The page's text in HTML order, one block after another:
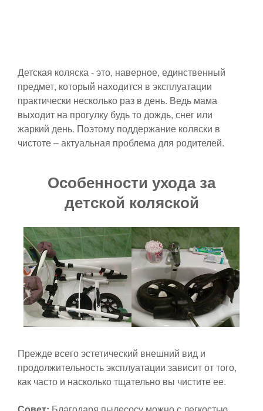
Детская коляска - это, наверное, единственный
предмет, который находится в эксплуатации
практически несколько раз в день. Ведь мама
выходит на прогулку будь то дождь, снег или
жаркий день. Поэтому поддержание коляски в
чистоте – актуальная проблема для родителей.
Особенности ухода за
детской коляской
Прежде всего эстетический внешний вид и
продолжительность эксплуатации зависит от того,
как часто и насколько тщательно вы чистите ее.